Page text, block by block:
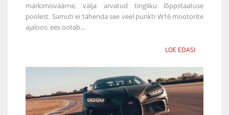
märkimisväärne, välja arvatud tingliku lõppstaatuse
poolest. Samuti ei tähenda see veel punkti W16 mootorite
ajaloos: ees ootab...
LOE EDASI